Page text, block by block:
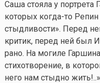
Саша стояла у портрета
которых когда-то Репин
стыдливости». Перед
критик, перед ней был
рано. На могиле
стихотворение, в
него нам стыдно жить!..»